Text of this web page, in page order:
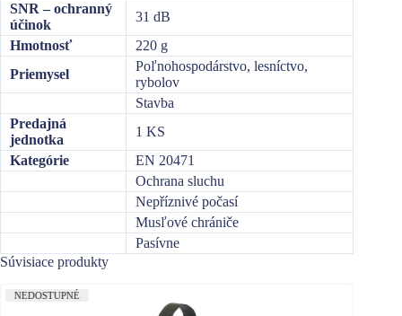
SNR – ochranný
účinok
31 dB
Hmotnosť
220 g
Priemysel
Poľnohospodárstvo, lesníctvo,
rybolov
Stavba
Predajná
jednotka
1 KS
Kategórie
EN 20471
Ochrana sluchu
Nepříznivé počasí
Musľové chrániče
Pasívne
Súvisiace produkty
NEDOSTUPNÉ